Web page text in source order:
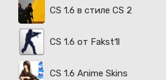
CS 1.6 в стиле CS 2
CS 1.6 от Fakst1l
CS 1.6 Anime Skins